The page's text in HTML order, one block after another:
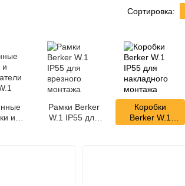
Сортировка:
и
Рамки Berker
W.1 IP55 для
Коробки
Berker W.1
IP55 для